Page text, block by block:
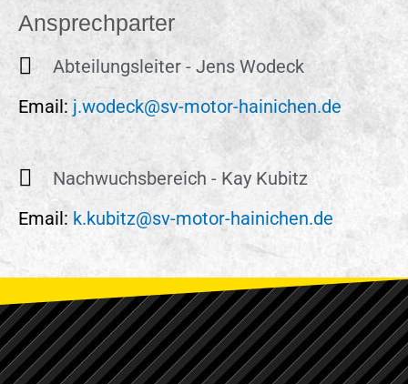
Ansprechparter
Abteilungsleiter - Jens Wodeck
Email: j.wodeck@sv-motor-hainichen.de
Nachwuchsbereich - Kay Kubitz
Email: k.kubitz@sv-motor-hainichen.de